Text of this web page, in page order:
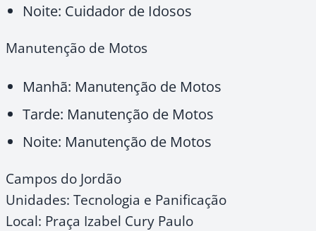
Noite: Cuidador de Idosos
Manutenção de Motos
Manhã: Manutenção de Motos
Tarde: Manutenção de Motos
Noite: Manutenção de Motos
Campos do Jordão
Unidades: Tecnologia e Panificação
Local: Praça Izabel Cury Paulo